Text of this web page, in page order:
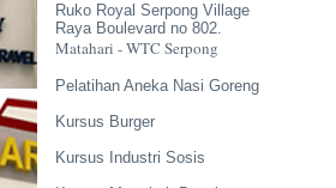
Ruko Royal Serpong Village
Raya Boulevard no 802.
Matahari - WTC Serpong
Pelatihan Aneka Nasi Goreng
Kursus Burger
Kursus Industri Sosis